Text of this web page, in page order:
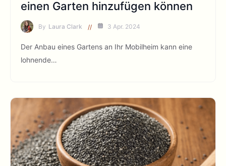
einen Garten hinzufügen können
By Laura Clark 3 Apr. 2024
Der Anbau eines Gartens an Ihr Mobilheim kann eine
lohnende…